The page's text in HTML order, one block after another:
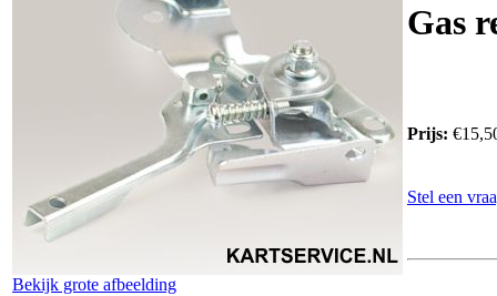
Bekijk grote afbeelding
Gas
Prijs:
Stel een